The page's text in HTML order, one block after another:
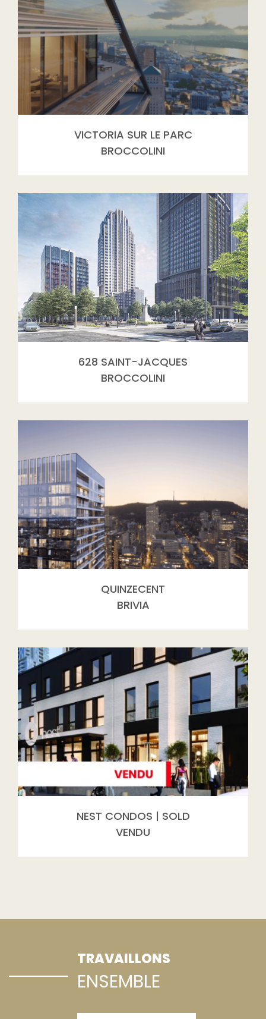
VICTORIA SUR LE PARC
BROCCOLINI
628 SAINT-JACQUES
BROCCOLINI
QUINZECENT
BRIVIA
NEST CONDOS | SOLD
VENDU
TRAVAILLONS
ENSEMBLE